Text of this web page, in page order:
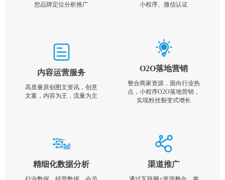
您品牌定位分析推广
小程序、微信认证
内容运营服务
高质量原创图文资讯，创意
文案，内容为王，流量为主
O2O落地营销
整合商家资源，面向行业热
点，小程序O2O落地营销，
实现粉丝裂变式增长
精细化数据分析 渠道推广